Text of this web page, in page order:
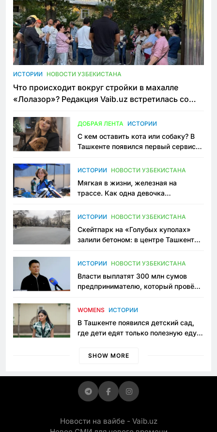
ИСТОРИИ НОВОСТИ УЗБЕКИСТАНА
Что происходит вокруг стройки в махалле
«Лолазор»? Редакция Vaib.uz встретилась со
ДОБРАЯ ЛЕНТА ИСТОРИИ
С кем оставить кота или собаку? В
Ташкенте появился первый сервис
ИСТОРИИ НОВОСТИ УЗБЕКИСТАНА
Мягкая в жизни, железная на
трассе. Как одна девочка
Узбекистане
ИСТОРИИ НОВОСТИ УЗБЕКИСТАНА
Скейтпарк на «Голубых куполах»
залили бетоном: в центре Ташкента
пространство
ИСТОРИИ НОВОСТИ УЗБЕКИСТАНА
Власти выплатят 300 млн сумов
предпринимателю, который провёл
приговору
WOMENS ИСТОРИИ
В Ташкенте появился детский сад,
где дети едят только полезную еду.
просить «кашу без сахара»
SHOW MORE
Новости на вайбе - Vaib.uz